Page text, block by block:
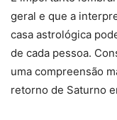
geral e que a
casa astrológica
de cada pessoa.
uma compreensão
retorno de Saturno